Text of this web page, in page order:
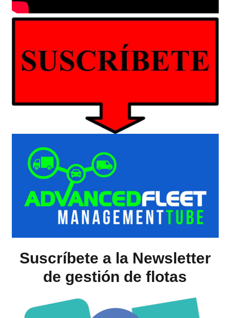
Suscríbete a la Newsletter
de gestión de flotas